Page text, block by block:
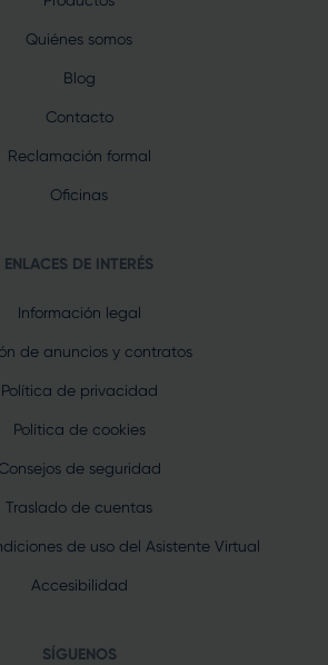
Quiénes somos
Blog
Contacto
Reclamación formal
Oficinas
ENLACES DE INTERÉS
Información legal
de anuncios y contratos
Política de privacidad
Política de cookies
Consejos de seguridad
Traslado de cuentas
de uso del Asistente Virtual
Accesibilidad
SÍGUENOS